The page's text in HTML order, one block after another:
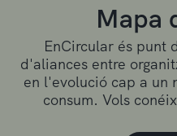
Mapa
EnCircular és punt
d'aliances entre
en l'evolució cap a un
consum. Vols